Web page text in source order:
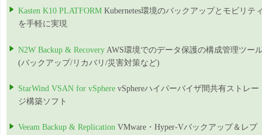
Kasten K10 PLATFORM Kubernetes環境のバックアップとモビリテ
を手軽に実現
N2W Backup & Recovery AWS環境でのデータ保護の構成管理ツー
(バックアップ/リカバリ/災害対策など)
StarWind VSAN for vSphere vSphereハイパーバイザ間共有ストレー
ジ構築ソフト
Veeam Backup & Replication VMware・Hyper-Vバックアップ＆レプ